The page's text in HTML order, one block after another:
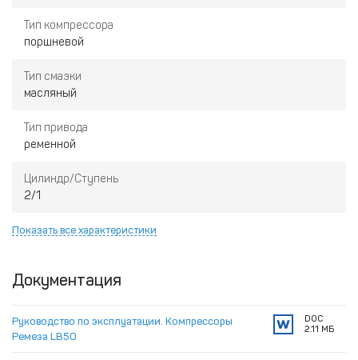
Тип компрессора
поршневой
Тип смазки
масляный
Тип привода
ременной
Цилиндр/Ступень
2/1
Показать все характеристики
Документация
Руководство по эксплуатации. Компрессоры
Ремеза LB50
DOC
2.11 МБ